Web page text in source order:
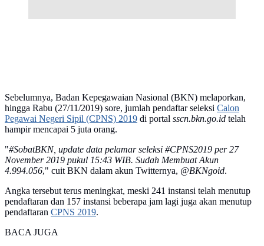
Sebelumnya, Badan Kepegawaian Nasional (BKN) melaporkan,
hingga Rabu (27/11/2019) sore, jumlah pendaftar seleksi Calon
Pegawai Negeri Sipil (CPNS) 2019 di portal sscn.bkn.go.id telah
hampir mencapai 5 juta orang.
"#SobatBKN, update data pelamar seleksi #CPNS2019 per 27
November 2019 pukul 15:43 WIB. Sudah Membuat Akun
4.994.056," cuit BKN dalam akun Twitternya, @BKNgoid.
Angka tersebut terus meningkat, meski 241 instansi telah menutup
pendaftaran dan 157 instansi beberapa jam lagi juga akan menutup
pendaftaran CPNS 2019.
BACA JUGA